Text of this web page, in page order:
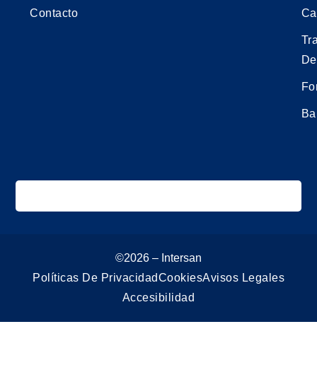
Contacto
©2026 – Intersan
Políticas De PrivacidadCookiesAvisos Legales
Accesibilidad